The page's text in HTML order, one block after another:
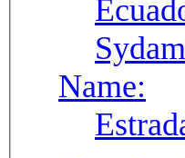
Name: